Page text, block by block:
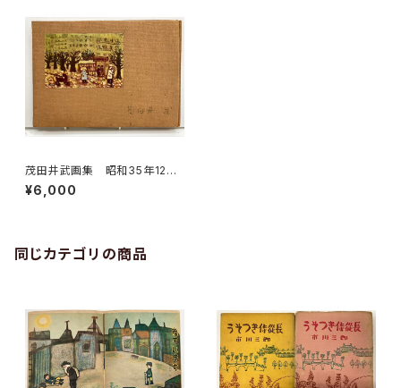
茂田井武画集 昭和35年12月
１日 函 茂田井武画集刊行会
¥6,000
同じカテゴリの商品